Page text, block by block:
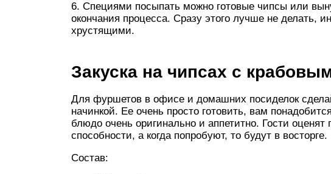
6. Специями посыпать можно готовые чипсы или
окончания процесса. Сразу этого лучше не делать,
хрустящими.
Закуска на чипсах с
Для фуршетов в офисе и домашних посиделок
начинкой. Ее очень просто готовить, вам
блюдо очень оригинально и аппетитно. Гости
способности, а когда попробуют, то будут в восторге.
Состав: